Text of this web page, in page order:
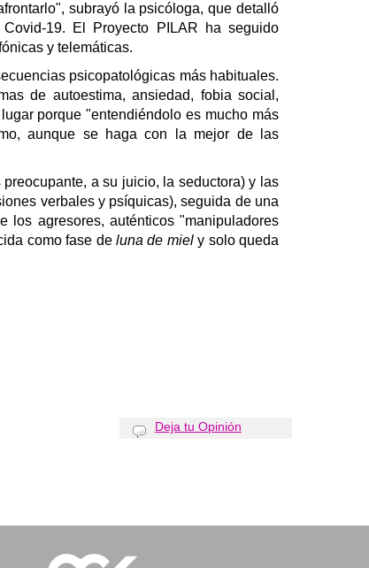
subrayó la psicóloga, que detalló
19. El Proyecto PILAR ha seguido
y telemáticas.
psicopatológicas más habituales.
de autoestima, ansiedad, fobia social,
porque "entendiéndolo es mucho más
aunque se haga con la mejor de las
a su juicio, la seductora) y las
verbales y psíquicas), seguida de una
agresores, auténticos "manipuladores
como fase deluna de miely solo queda
Deja tu Opinión